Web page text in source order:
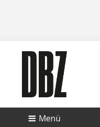
Menü